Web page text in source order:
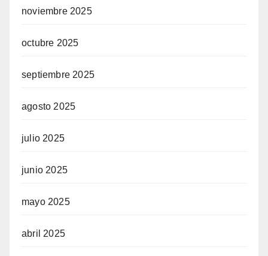
noviembre 2025
octubre 2025
septiembre 2025
agosto 2025
julio 2025
junio 2025
mayo 2025
abril 2025